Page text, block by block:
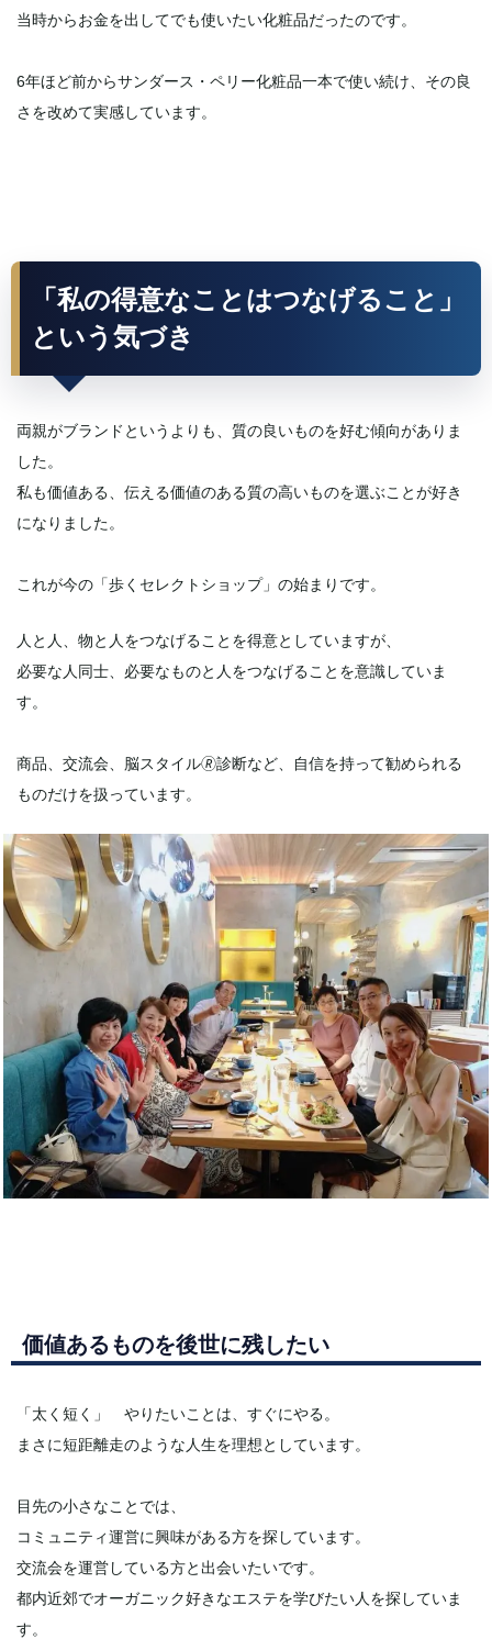
当時からお金を出してでも使いたい化粧品だったのです。
6年ほど前からサンダース・ペリー化粧品一本で使い続け、その良
さを改めて実感しています。
「私の得意なことはつなげること」
という気づき
両親がブランドというよりも、質の良いものを好む傾向がありま
した。
私も価値ある、伝える価値のある質の高いものを選ぶことが好き
になりました。
これが今の「歩くセレクトショップ」の始まりです。
人と人、物と人をつなげることを得意としていますが、
必要な人同士、必要なものと人をつなげることを意識していま
す。
商品、交流会、脳スタイル🄬診断など、自信を持って勧められる
ものだけを扱っています。
価値あるものを後世に残したい
「太く短く」 やりたいことは、すぐにやる。
まさに短距離走のような人生を理想としています。
目先の小さなことでは、
コミュニティ運営に興味がある方を探しています。
交流会を運営している方と出会いたいです。
都内近郊でオーガニック好きなエステを学びたい人を探していま
す。